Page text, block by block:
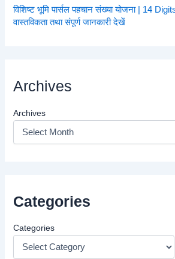
विशिष्ट भूमि पार्सल पहचान संख्या योजना | 14
वास्तविकता तथा संपूर्ण जानकारी देखें
Archives
Archives
Categories
Categories